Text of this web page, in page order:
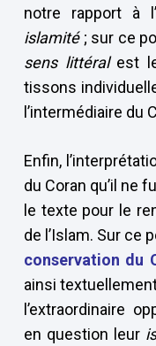
notre rapport à
islamité ; sur ce
sens littéralest
tissons
l’intermédiaire du
Enfin,
du Coran qu’il ne
le texte pour le
de l’Islam. Sur ce
conservation du
ainsi
l’extraordinaire
en question leur